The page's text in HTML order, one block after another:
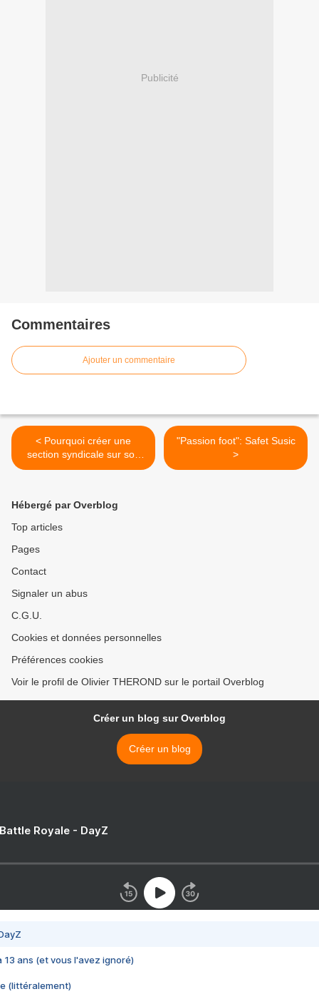
Publicité
Commentaires
Ajouter un commentaire
< Pourquoi créer une
section syndicale sur son
lieu de travail est important
"Passion foot": Safet Susic
>
Hébergé par Overblog
Top articles
Pages
Contact
Signaler un abus
C.G.U.
Cookies et données personnelles
Préférences cookies
Voir le profil de Olivier THEROND sur le portail Overblog
Créer un blog sur Overblog
Créer un blog
Royale - DayZ
13 ans (et vous l'avez ignoré)
(littéralement)